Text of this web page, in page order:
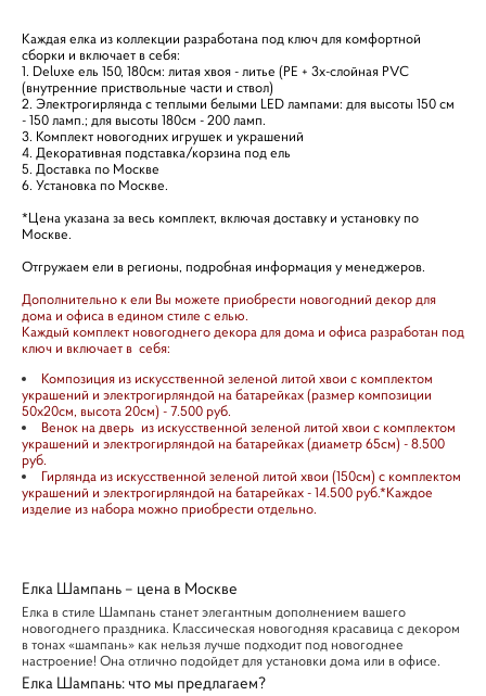
Каждая елка из коллекции разработана под ключ для комфортной
сборки и включает в себя:
1. Deluxe ель 150, 180см: литая хвоя - литье (PE + 3х-слойная PVC
(внутренние приствольные части и ствол)
2. Электрогирлянда с теплыми белыми LED лампами: для высоты 150 см
- 150 ламп.; для высоты 180см - 200 ламп.
3. Комплект новогодних игрушек и украшений
4. Декоративная подставка/корзина под ель
5. Доставка по Москве
6. Установка по Москве.
*Цена указана за весь комплект, включая доставку и установку по
Москве.
Отгружаем ели в регионы, подробная информация у менеджеров.
Дополнительно к ели Вы можете приобрести новогодний декор для
дома и офиса в едином стиле с елью.
Каждый комплект новогоднего декора для дома и офиса разработан под
ключ и включает в себя:
Композиция из искусственной зеленой литой хвои с комплектом
украшений и электрогирляндой на батарейках (размер композиции
50х20см, высота 20см) - 7.500 руб.
Венок на дверь из искусственной зеленой литой хвои с комплектом
украшений и электрогирляндой на батарейках (диаметр 65см) - 8.500
руб.
Гирлянда из искусственной зеленой литой хвои (150см) с комплектом
украшений и электрогирляндой на батарейках - 14.500 руб.*Каждое
изделие из набора можно приобрести отдельно.
Елка Шампань – цена в Москве
Елка в стиле Шампань станет элегантным дополнением вашего
новогоднего праздника. Классическая новогодняя красавица с декором
в тонах «шампань» как нельзя лучше подходит под новогоднее
настроение! Она отлично подойдет для установки дома или в офисе.
Елка Шампань: что мы предлагаем?